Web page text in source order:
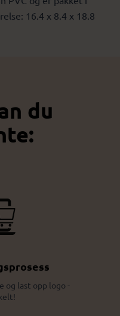
16.4 x 8.4 x 18.8
du
og last opp logo -